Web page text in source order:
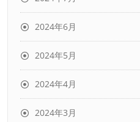
2024年6月
2024年5月
2024年4月
2024年3月